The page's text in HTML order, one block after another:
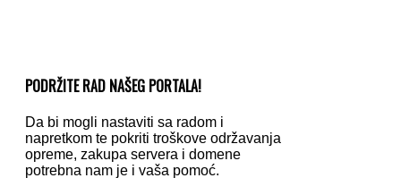
PODRŽITE RAD NAŠEG PORTALA!
Da bi mogli nastaviti sa radom i
napretkom te pokriti troškove održavanja
opreme, zakupa servera i domene
potrebna nam je i vaša pomoć.